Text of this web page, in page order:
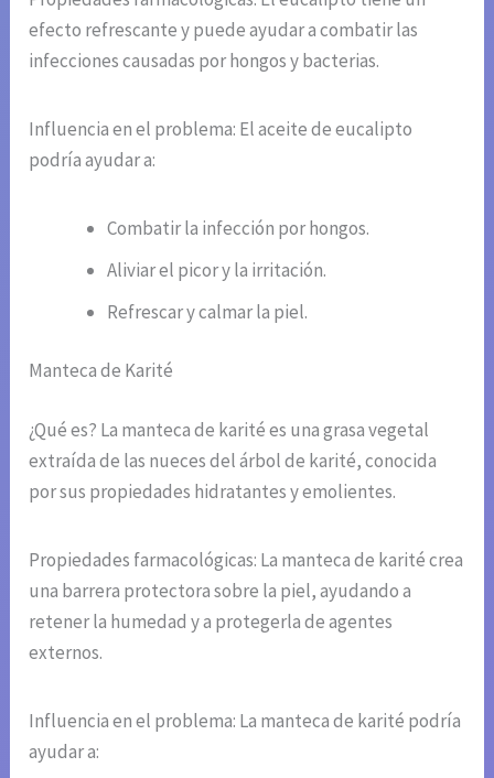
efecto refrescante y puede ayudar a combatir las
infecciones causadas por hongos y bacterias.
Influencia en el problema: El aceite de eucalipto
podría ayudar a:
Combatir la infección por hongos.
Aliviar el picor y la irritación.
Refrescar y calmar la piel.
Manteca de Karité
¿Qué es? La manteca de karité es una grasa vegetal
extraída de las nueces del árbol de karité, conocida
por sus propiedades hidratantes y emolientes.
Propiedades farmacológicas: La manteca de karité crea
una barrera protectora sobre la piel, ayudando a
retener la humedad y a protegerla de agentes
externos.
Influencia en el problema: La manteca de karité podría
ayudar a: